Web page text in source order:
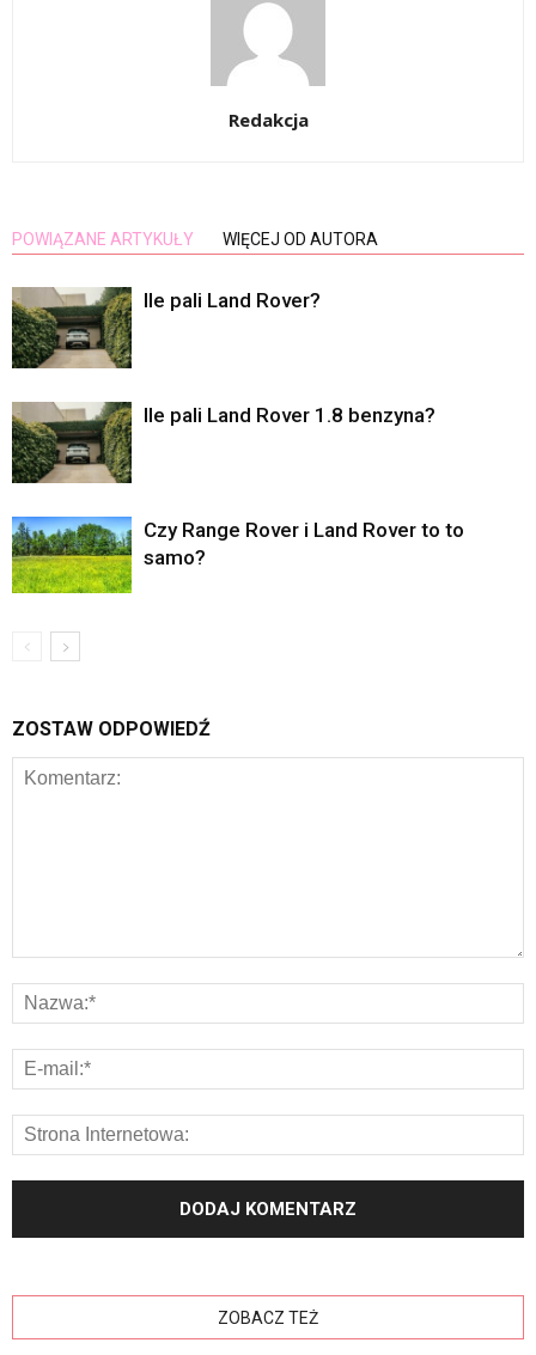
Redakcja
POWIĄZANE ARTYKUŁY WIĘCEJ OD AUTORA
Ile pali Land Rover?
Ile pali Land Rover 1.8 benzyna?
Czy Range Rover i Land Rover to to
samo?
ZOSTAW ODPOWIEDŹ
ZOBACZ TEŻ